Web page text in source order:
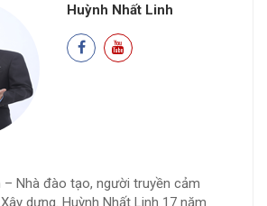
Huỳnh Nhất Linh
– Nhà đào tạo, người truyền cảm
dựng. Huỳnh Nhất Linh 17 năm